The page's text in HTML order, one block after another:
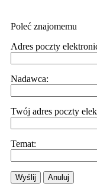
Poleć znajomemu
Adres poczty
Nadawca:
Twój adres poczty
Temat:
Wyślij Anuluj